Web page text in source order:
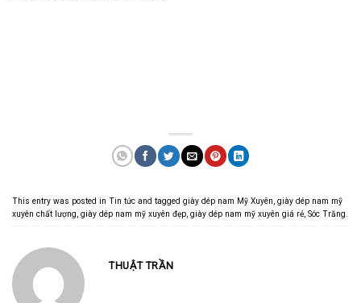
This entry was posted in Tin tức and tagged giày dép nam Mỹ Xuyên, giày dép nam mỹ
xuyên chất lượng, giày dép nam mỹ xuyên đẹp, giày dép nam mỹ xuyên giá rẻ, Sóc Trăng.
THUẬT TRẦN